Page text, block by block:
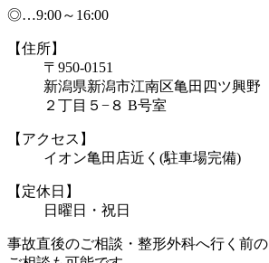
◎…9:00～16:00
【住所】
〒950-0151
新潟県新潟市江南区亀田四ツ興野
２丁目５−８ B号室
【アクセス】
イオン亀田店近く(駐車場完備)
【定休日】
日曜日・祝日
事故直後のご相談・整形外科へ行く前の